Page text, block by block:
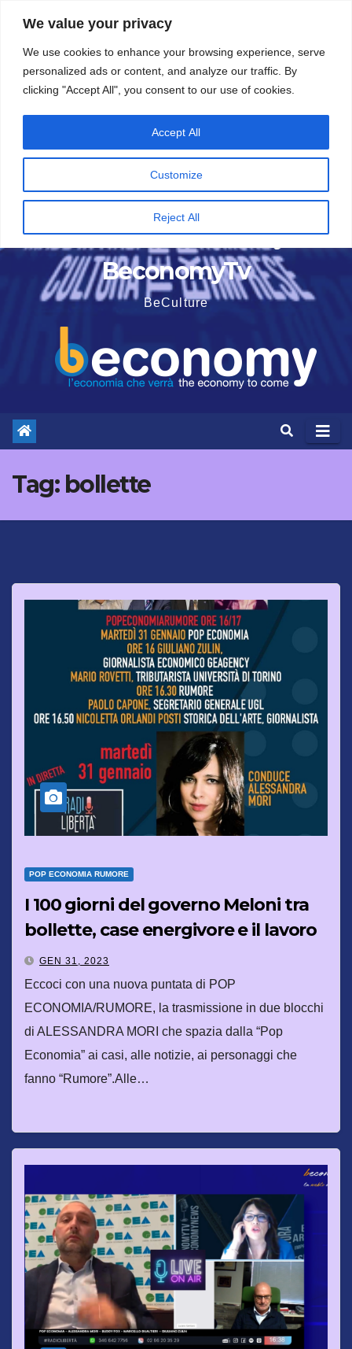
We value your privacy
We use cookies to enhance your browsing experience, serve
personalized ads or content, and analyze our traffic. By
clicking "Accept All", you consent to our use of cookies.
Customize
Reject All
Accept All
contenuto
5 Agosto 2026
BeconomyTv
BeCulture
Tag: bollette
POP ECONOMIA RUMORE
I 100 giorni del governo Meloni tra
bollette, case energivore e il lavoro
che non c’è
GEN 31, 2023
Eccoci con una nuova puntata di POP
ECONOMIA/RUMORE, la trasmissione in due blocchi
di ALESSANDRA MORI che spazia dalla “Pop
Economia” ai casi, alle notizie, ai personaggi che
fanno “Rumore”.Alle…